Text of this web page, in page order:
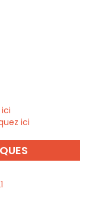
ici